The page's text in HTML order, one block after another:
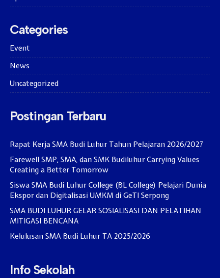
Categories
Event
News
Uncategorized
Postingan Terbaru
Rapat Kerja SMA Budi Luhur Tahun Pelajaran 2026/2027
Farewell SMP, SMA, dan SMK Budiluhur Carrying Values
Creating a Better Tomorrow
Siswa SMA Budi Luhur College (BL College) Pelajari Dunia
Ekspor dan Digitalisasi UMKM di GeTI Serpong
SMA BUDI LUHUR GELAR SOSIALISASI DAN PELATIHAN
MITIGASI BENCANA
Kelulusan SMA Budi Luhur TA 2025/2026
Info Sekolah